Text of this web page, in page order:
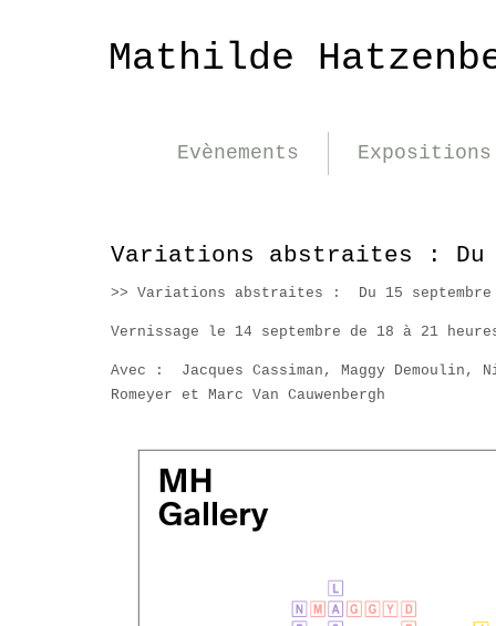
Mathilde
Evènements Expositions
Variations abstraites : Du
>> Variations abstraites : Du 15 septembre
Vernissage le 14 septembre de 18 à 21
Avec : Jacques Cassiman, Maggy
Romeyer et Marc Van Cauwenbergh